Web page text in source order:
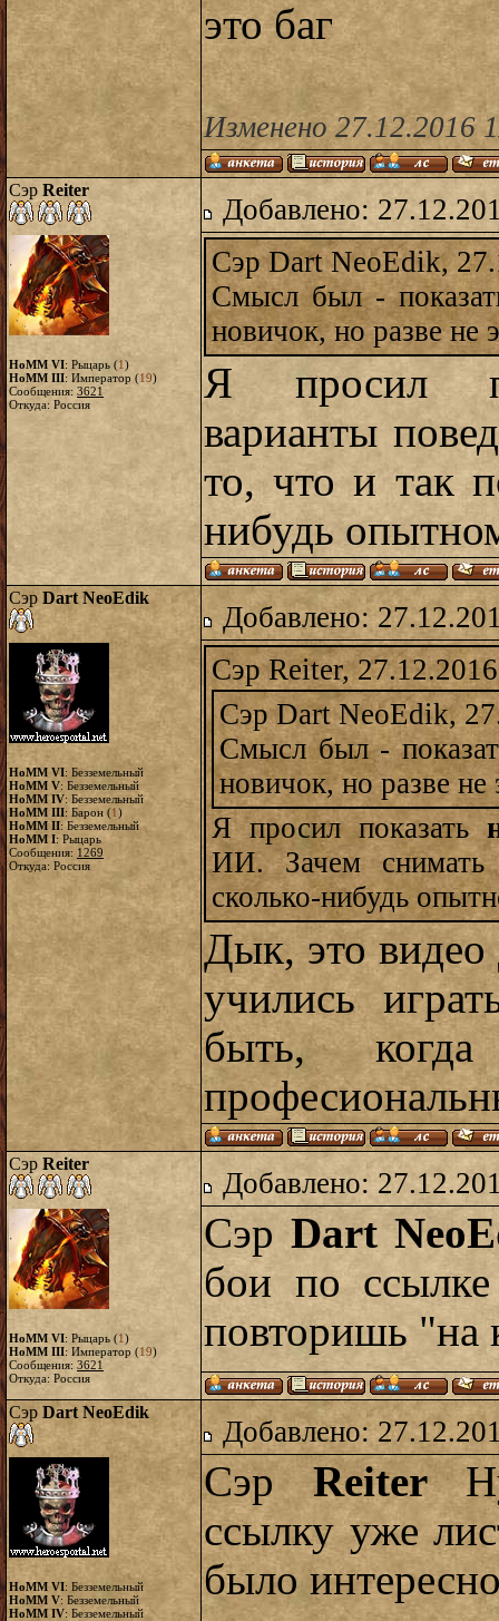
это баг
Изменено 27.12.2016
Сэр Reiter
HoMM VI: Рыцарь (1)
HoMM III: Император (19)
Сообщения: 3621
Откуда: Россия
Добавлено:
Сэр Dart NeoEdik,
Смысл был -
новичок, но разве не
Я просил
варианты
то, что и так
нибудь
Сэр Dart NeoEdik
HoMM VI: Безземельный
HoMM V: Безземельный
HoMM IV: Безземельный
HoMM III: Барон (1)
HoMM II: Безземельный
HoMM I: Рыцарь
Сообщения: 1269
Откуда: Россия
Добавлено:
Сэр Reiter,
Сэр Dart NeoEdik,
Смысл был -
новичок, но разве
Я просил показать
ИИ. Зачем
сколько-нибудь
Дык, это видео
учились
быть,
Сэр Reiter
HoMM VI: Рыцарь (1)
HoMM III: Император (19)
Сообщения: 3621
Откуда: Россия
Добавлено:
СэрDart
бои по
повторишь "на
Сэр Dart NeoEdik
HoMM VI: Безземельный
HoMM V: Безземельный
HoMM IV: Безземельный
Добавлено:
СэрReiter
ссылку уже
было